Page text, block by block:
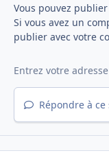
Vous pouvez
Si vous avez un
publier avec votre
Répondre à